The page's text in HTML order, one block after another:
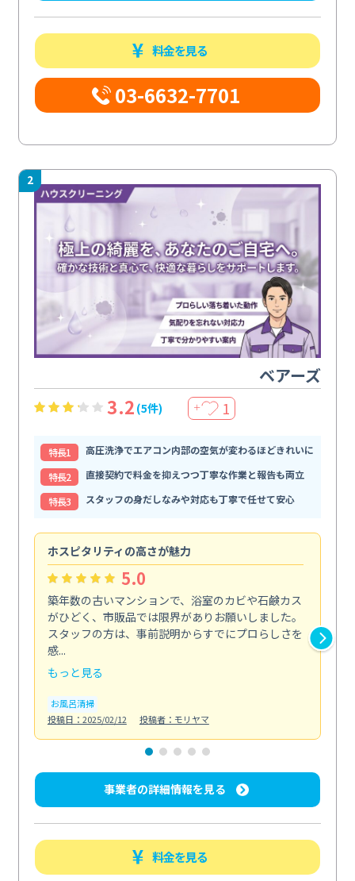
料金を見る
03-6632-7701
2
ベアーズ
3.2 (5件) ＋ 1
特⻑1
高圧洗浄でエアコン内部の空気が変わるほどきれいに
特⻑2
直接契約で料金を抑えつつ丁寧な作業と報告も両立
特⻑3
スタッフの身だしなみや対応も丁寧で任せて安心
ホスピタリティの高さが魅力
5.0
築年数の古いマンションで、浴室のカビや石鹸カス
がひどく、市販品では限界がありお願いしました。
スタッフの方は、事前説明からすでにプロらしさを
感...
もっと見る
お風呂清掃
投稿日：2025/02/12
投稿者：モリヤマ
事業者の詳細情報を見る
料金を見る